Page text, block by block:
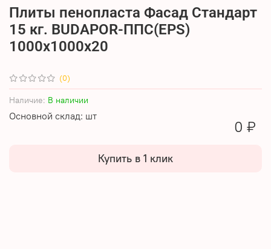
(0)
Наличие: В наличии
Основной склад: шт
Плиты пенопласта Фасад Стандарт
15 кг. BUDAPOR-ППС(EPS)
1000х1000х20
0 ₽
Купить в 1 клик